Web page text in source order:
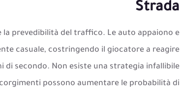
Strada
prevedibilità del traffico. Le auto appaiono e
casuale, costringendo il giocatore a reagire
di secondo. Non esiste una strategia infallibile
possono aumentare le probabilità di